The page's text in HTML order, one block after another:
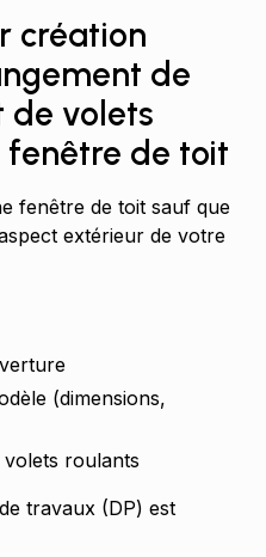
création
de
de volets
fenêtre de toit
fenêtre de toit sauf que
extérieur de votre
(dimensions,
volets roulants
travaux (DP) est